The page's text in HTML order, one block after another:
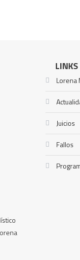
Lorena
Juicios
Fallos